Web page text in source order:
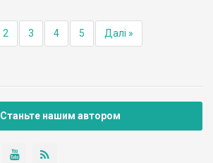
2 3 4 5 Далі »
Станьте нашим автором